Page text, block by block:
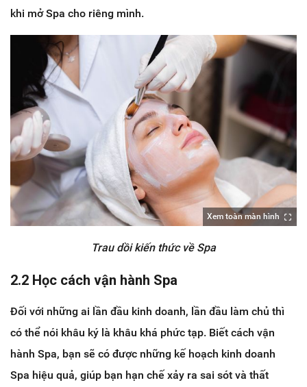
khi mở Spa cho riêng mình.
Xem toàn màn hình
Trau dồi kiến thức về Spa
2.2 Học cách vận hành Spa
Đối với những ai lần đầu kinh doanh, lần đầu làm chủ thì
có thể nói khâu ký là khâu khá phức tạp. Biết cách vận
hành Spa, bạn sẽ có được những kế hoạch kinh doanh
Spa hiệu quả, giúp bạn hạn chế xảy ra sai sót và thất